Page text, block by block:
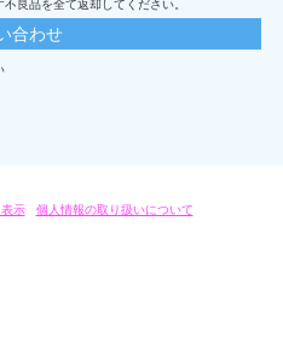
良品を全て返却してください。
合わせ
示/ 個人情報の取り扱いについて